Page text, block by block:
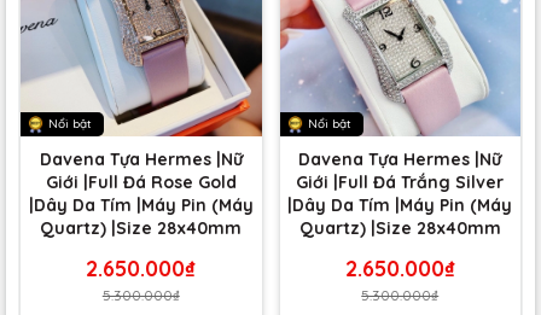
Nổi bật
Davena Tựa Hermes |Nữ
Giới |Full Đá Rose Gold
|Dây Da Tím |Máy Pin (Máy
Quartz) |Size 28x40mm
2.650.000₫
5.300.000₫
Nổi bật
Davena Tựa Hermes |Nữ
Giới |Full Đá Trắng Silver
|Dây Da Tím |Máy Pin (Máy
Quartz) |Size 28x40mm
2.650.000₫
5.300.000₫